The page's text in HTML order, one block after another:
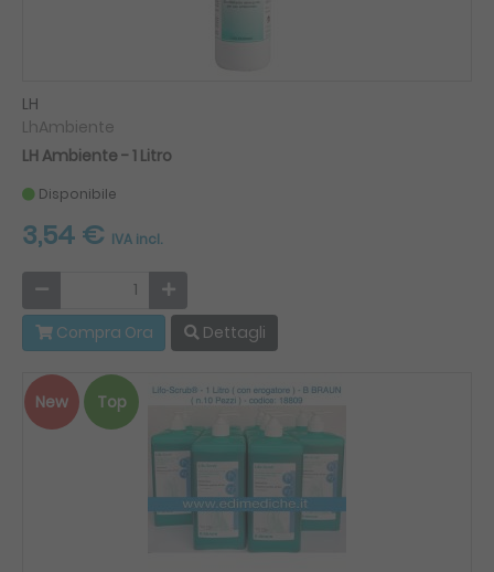
LH
LhAmbiente
LH Ambiente - 1 Litro
Disponibile
3,54 € IVA incl.
Compra Ora Dettagli
New Top